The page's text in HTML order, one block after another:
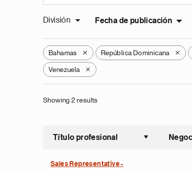
División Fecha de publicación
Bahamas X República Dominicana X
Venezuela X
Showing 2 results
Título profesional
Sales Representative -